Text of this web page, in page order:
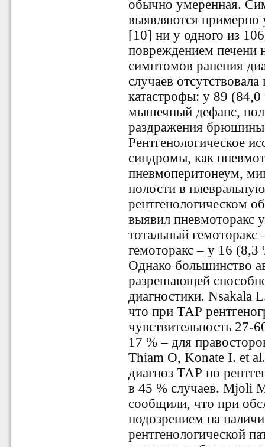
обычно умеренная.
выявляются
[10] ни у одного из
повреждением печени
симптомов ранения
случаев
катастрофы: у 89 (84,0
мышечный дефанс,
раздражения
Рентгенологическое
синдромы, как
пневмоперитонеум,
полости в
рентгенологическом
выявилпневмоторакс
тотальный гемоторакс
гемоторакс – у 16 (8,3
Однако большинство
разрешающей
диагностики. Nsakala
что при ТАР
чувствительность 27-
17 % – для
Thiam O, Konate I. et
диагноз ТАР по
в 45 % случаев. Mjoli
сообщили, что при
подозрением на
рентгенологической